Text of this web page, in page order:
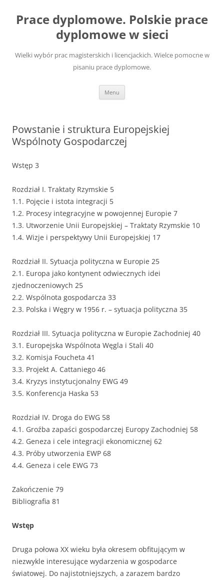
treści
Prace dyplomowe. Polskie prace
dyplomowe w sieci
Wielki wybór prac magisterskich i licencjackich. Wielce pomocne w
pisaniu prace dyplomowe.
Menu
Powstanie i struktura Europejskiej
Wspólnoty Gospodarczej
Wstęp 3
Rozdział I. Traktaty Rzymskie 5
1.1. Pojęcie i istota integracji 5
1.2. Procesy integracyjne w powojennej Europie 7
1.3. Utworzenie Unii Europejskiej – Traktaty Rzymskie 10
1.4. Wizje i perspektywy Unii Europejskiej 17
Rozdział II. Sytuacja polityczna w Europie 25
2.1. Europa jako kontynent odwiecznych idei
zjednoczeniowych 25
2.2. Wspólnota gospodarcza 33
2.3. Polska i Węgry w 1956 r. – sytuacja polityczna 35
Rozdział III. Sytuacja polityczna w Europie Zachodniej 40
3.1. Europejska Wspólnota Węgla i Stali 40
3.2. Komisja Foucheta 41
3.3. Projekt A. Cattaniego 46
3.4. Kryzys instytucjonalny EWG 49
3.5. Konferencja Haska 53
Rozdział IV. Droga do EWG 58
4.1. Groźba zapaści gospodarczej Europy Zachodniej 58
4.2. Geneza i cele integracji ekonomicznej 62
4.3. Próby utworzenia EWP 68
4.4. Geneza i cele EWG 73
Zakończenie 79
Bibliografia 81
Wstęp
Druga połowa XX wieku była okresem obfitującym w
niezwykle interesujące wydarzenia w gospodarce
światowej. Do najistotniejszych, a zarazem bardzo